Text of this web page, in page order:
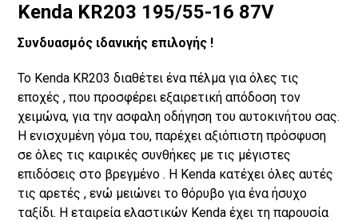
Kenda KR203 195/55-16 87V
Συνδυασμός ιδανικής επιλογής !
Το Kenda KR203 διαθέτει ένα πέλμα για όλες τις
εποχές , που προσφέρει εξαιρετική απόδοση τον
χειμώνα, για την ασφαλη οδήγηση του αυτοκινήτου σας.
Η ενισχυμένη γόμα του, παρέχει αξιόπιστη πρόσφυση
σε όλες τις καιρικές συνθήκες με τις μέγιστες
επιδόσεις στο βρεγμένο . Η Kenda κατέχει όλες αυτές
τις αρετές , ενώ μειώνει το θόρυβο για ένα ήσυχο
ταξίδι. Η εταιρεία ελαστικών Kenda έχει τη παρουσία